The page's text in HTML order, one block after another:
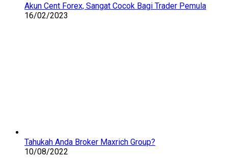
Akun Cent Forex, Sangat Cocok Bagi Trader Pemula
16/02/2023
Tahukah Anda Broker Maxrich Group?
10/08/2022